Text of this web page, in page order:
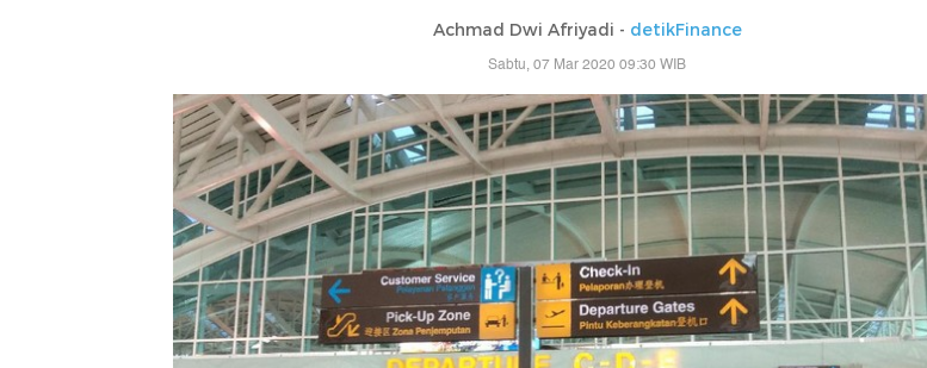
Achmad Dwi Afriyadi - detikFinance
Sabtu, 07 Mar 2020 09:30 WIB